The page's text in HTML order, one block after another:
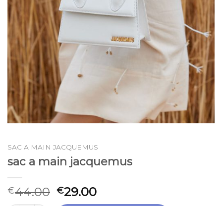
SAC A MAIN JACQUEMUS
sac a main jacquemus
€44.00 €29.00